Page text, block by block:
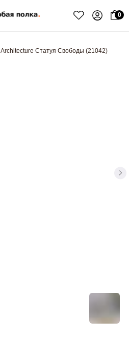
0
Architecture Статуя Свободы (21042)